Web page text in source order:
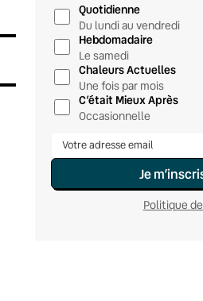
Quotidienne
Du lundi au vendredi
Hebdomadaire
Le samedi
Chaleurs Actuelles
Une fois par mois
C’était Mieux Après
Occasionnelle
Je
Politique